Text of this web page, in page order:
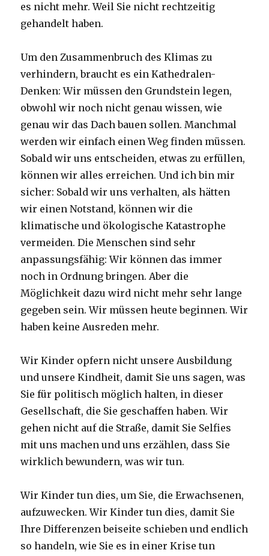
es nicht mehr. Weil Sie nicht rechtzeitig
gehandelt haben.
Um den Zusammenbruch des Klimas zu
verhindern, braucht es ein Kathedralen-
Denken: Wir müssen den Grundstein legen,
obwohl wir noch nicht genau wissen, wie
genau wir das Dach bauen sollen. Manchmal
werden wir einfach einen Weg finden müssen.
Sobald wir uns entscheiden, etwas zu erfüllen,
können wir alles erreichen. Und ich bin mir
sicher: Sobald wir uns verhalten, als hätten
wir einen Notstand, können wir die
klimatische und ökologische Katastrophe
vermeiden. Die Menschen sind sehr
anpassungsfähig: Wir können das immer
noch in Ordnung bringen. Aber die
Möglichkeit dazu wird nicht mehr sehr lange
gegeben sein. Wir müssen heute beginnen. Wir
haben keine Ausreden mehr.
Wir Kinder opfern nicht unsere Ausbildung
und unsere Kindheit, damit Sie uns sagen, was
Sie für politisch möglich halten, in dieser
Gesellschaft, die Sie geschaffen haben. Wir
gehen nicht auf die Straße, damit Sie Selfies
mit uns machen und uns erzählen, dass Sie
wirklich bewundern, was wir tun.
Wir Kinder tun dies, um Sie, die Erwachsenen,
aufzuwecken. Wir Kinder tun dies, damit Sie
Ihre Differenzen beiseite schieben und endlich
so handeln, wie Sie es in einer Krise tun